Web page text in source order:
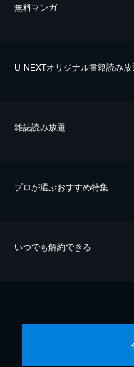
無料マンガ
U-NEXTオリジナル書籍読み放
雑誌読み放題
プロが選ぶおすすめ特集
いつでも解約できる